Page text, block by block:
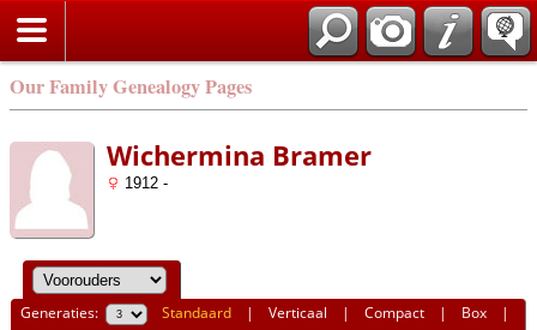
Our Family Genealogy Pages
Wichermina Bramer
1912 -
Generaties: Standaard |Verticaal |Compact | Box |